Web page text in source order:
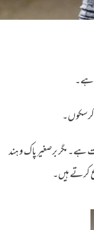
ہے۔
سکوں۔
تک کی عمرمیں ایک عام بات ہے۔ مگر برصغیر پاک و ہند
کرتے ہیں۔